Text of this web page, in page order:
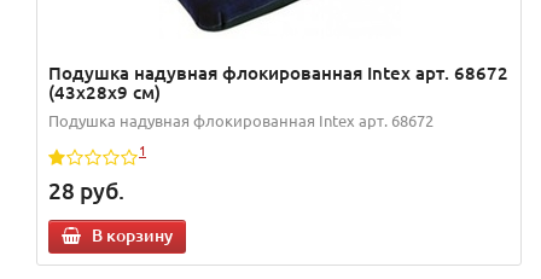
Подушка надувная флокированная Intex арт. 68672
(43х28х9 см)
Подушка надувная флокированная Intex арт. 68672
1
28 руб.
В корзину